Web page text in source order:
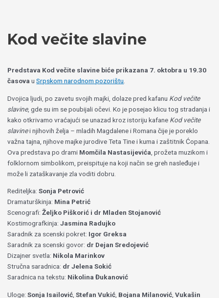
Kod večite slavine
Predstava Kod večite slavine biće prikazana 7. oktobra u 19.30
časova uSrpskom narodnom pozorištu
Dvojica ljudi, po zavetu svojih majki, dolaze pred kafanu Kod večite
slavine, gde su im se poubijali očevi. Ko je posejao klicu tog stradanja i
kako otkrivamo vraćajući se unazad kroz istoriju kafane Kod večite
slavinei njihovih želja – mladih Magdalene i Romana čije je poreklo
važna tajna, njihove majke jurodive Teta Tine i kuma i zaštitnik Ćopana.
Ova predstava po drami Momčila Nastasijevića , prožeta muzikom i
folklornom simbolikom, preispituje na koji način se greh nasleđuje i
može li zataškavanje zla voditi dobru.
Rediteljka: Sonja Petrović
Dramaturškinja: Mina Petrić
Scenografi:Željko Piškorić i dr Mladen Stojanović
Kostimografkinja:Jasmina Radujko
Saradnik za scenski pokret: Igor Greksa
Saradnik za scenski govor: dr Dejan Sredojević
Dizajner svetla: Nikola Marinkov
Stručna saradnica: dr Jelena Sokić
Saradnica na tekstu: Nikolina Đukanović
Uloge:Sonja Isailović ,Stefan Vukić Bojana Milanović ,Vukašin